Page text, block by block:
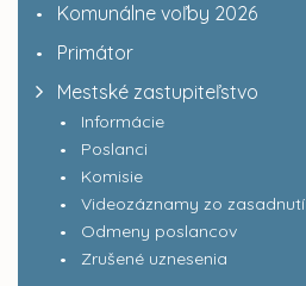
Komunálne voľby 2026
Primátor
Mestské zastupiteľstvo
Informácie
Poslanci
Komisie
Videozáznamy zo zasadnutí
Odmeny poslancov
Zrušené uznesenia